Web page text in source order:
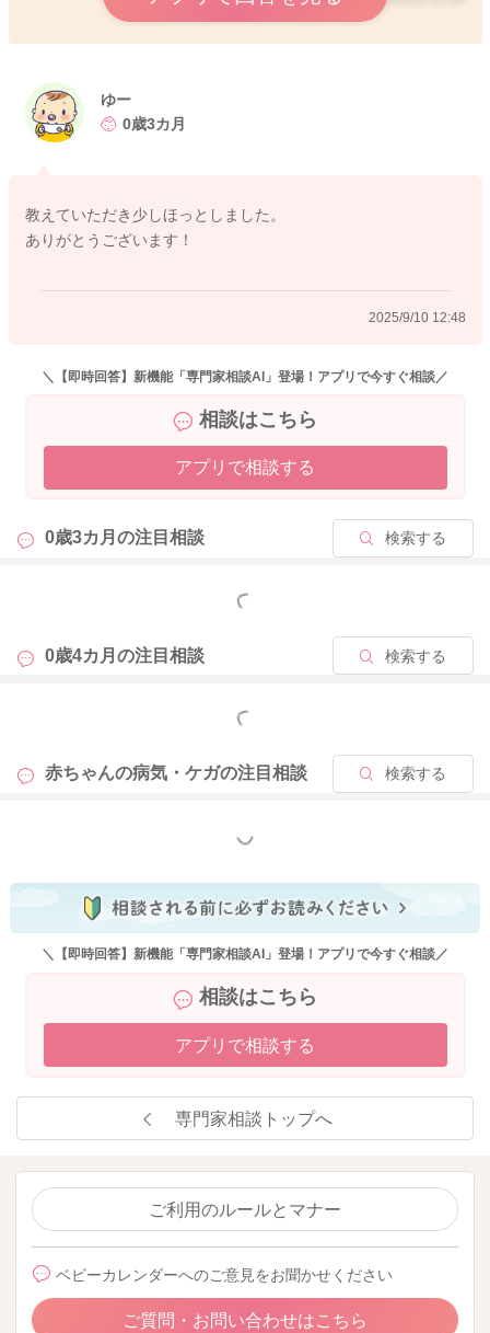
ゆー
0歳3カ月
教えていただき少しほっとしました。
ありがとうございます！
2025/9/10 12:48
＼【即時回答】新機能「専門家相談AI」登場！アプリで今すぐ相談／
相談はこちら
アプリで相談する
0歳3カ月の注目相談 検索する
もっと見る
0歳4カ月の注目相談 検索する
もっと見る
赤ちゃんの病気・ケガの注目相談 検索する
もっと見る
＼【即時回答】新機能「専門家相談AI」登場！アプリで今すぐ相談／
相談はこちら
アプリで相談する
専門家相談トップへ
ご利用のルールとマナー
ベビーカレンダーへのご意見をお聞かせください
ご質問・お問い合わせはこちら